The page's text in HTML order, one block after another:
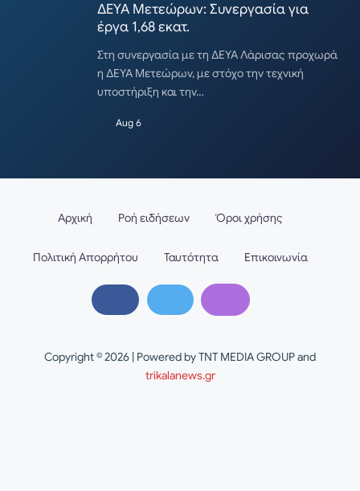
ΔΕΥΑ Μετεώρων: Συνεργασία για
έργα 1,68 εκατ.
Στη συνεργασία με τη ΔΕΥΑ Λάρισας προχωρά
η ΔΕΥΑ Μετεώρων, με στόχο την τεχνική
υποστήριξη και την…
Aug 6
Copyright © 2026 | Powered by TNT MEDIA GROUP and
trikalanews.gr
Αρχική Ροή ειδήσεων Όροι χρήσης
Πολιτική Απορρήτου Ταυτότητα Επικοινωνία